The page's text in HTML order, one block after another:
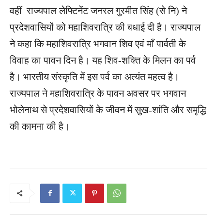
वहीं राज्यपाल लेफ्टिनेंट जनरल गुरमीत सिंह (से नि) ने
प्रदेशवासियों को महाशिवरात्रि की बधाई दी है। राज्यपाल
ने कहा कि महाशिवरात्रि भगवान शिव एवं माँ पार्वती के
विवाह का पावन दिन है। यह शिव-शक्ति के मिलन का पर्व
है। भारतीय संस्कृति में इस पर्व का अत्यंत महत्व है।
राज्यपाल ने महाशिवरात्रि के पावन अवसर पर भगवान
भोलेनाथ से प्रदेशवासियों के जीवन में सुख-शांति और समृद्धि
की कामना की है।